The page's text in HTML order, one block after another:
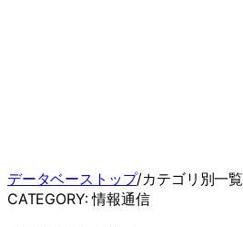
データベーストップ/カテゴリ別一覧
CATEGORY:情報通信